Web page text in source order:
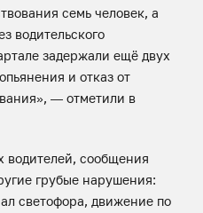
семь человек, а
водительского
задержали ещё двух
и отказ от
— отметили в
водителей, сообщения
грубые нарушения:
светофора, движение по